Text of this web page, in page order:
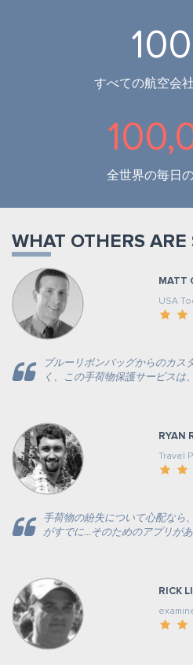
すべての航空会
全世界の毎日
WHAT OTHERS ARE
MATT
USA
ブルーリボンバッグからのカス
く、この手荷物保護サービスは
RYAN
Travel
手荷物の紛失について心配なら
がすでに...そのためのアプリが
RICK